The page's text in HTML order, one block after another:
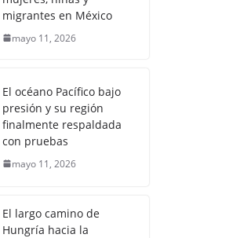
migrantes en México
mayo 11, 2026
El océano Pacífico bajo
presión y su región
finalmente respaldada
con pruebas
mayo 11, 2026
El largo camino de
Hungría hacia la